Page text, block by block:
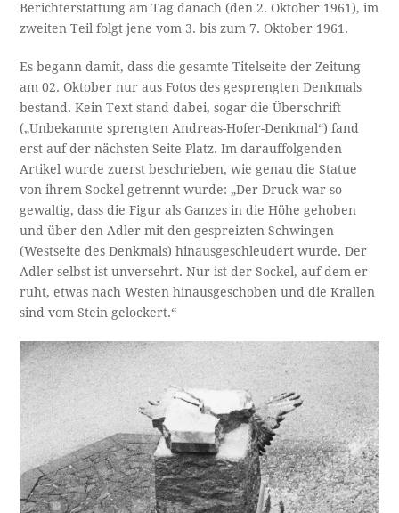
Berichterstattung am Tag danach (den 2. Oktober 1961), im
zweiten Teil folgt jene vom 3. bis zum 7. Oktober 1961.
Es begann damit, dass die gesamte Titelseite der Zeitung
am 02. Oktober nur aus Fotos des gesprengten Denkmals
bestand. Kein Text stand dabei, sogar die Überschrift
(„Unbekannte sprengten Andreas-Hofer-Denkmal“) fand
erst auf der nächsten Seite Platz. Im darauffolgenden
Artikel wurde zuerst beschrieben, wie genau die Statue
von ihrem Sockel getrennt wurde: „Der Druck war so
gewaltig, dass die Figur als Ganzes in die Höhe gehoben
und über den Adler mit den gespreizten Schwingen
(Westseite des Denkmals) hinausgeschleudert wurde. Der
Adler selbst ist unversehrt. Nur ist der Sockel, auf dem er
ruht, etwas nach Westen hinausgeschoben und die Krallen
sind vom Stein gelockert.“